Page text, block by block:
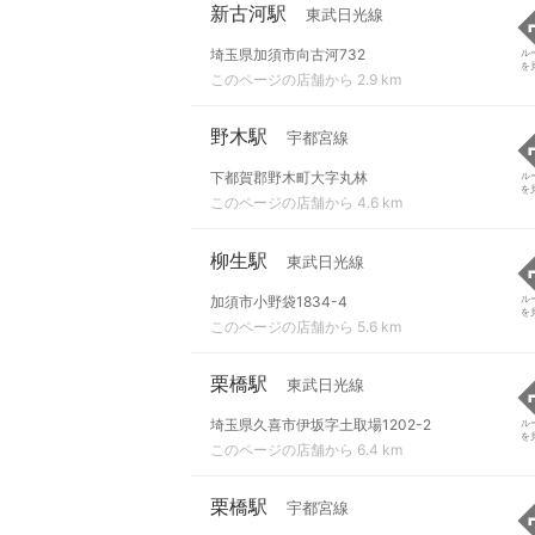
新古河駅 東武日光線
埼玉県加須市向古河732
このページの店舗から 2.9 km
ル
を
野木駅 宇都宮線
下都賀郡野木町大字丸林
このページの店舗から 4.6 km
ル
を
柳生駅 東武日光線
加須市小野袋1834-4
このページの店舗から 5.6 km
ル
を
栗橋駅 東武日光線
埼玉県久喜市伊坂字土取場1202-2
このページの店舗から 6.4 km
ル
を
栗橋駅 宇都宮線